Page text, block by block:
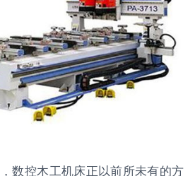
数控木工机床正以前所未有的方